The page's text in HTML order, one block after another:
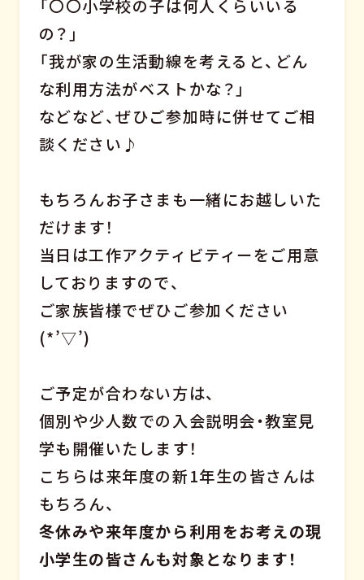
「〇〇小学校の子は何人くらいいる
の？」
「我が家の生活動線を考えると、どん
な利用方法がベストかな？」
などなど、ぜひご参加時に併せてご相
談ください♪
もちろんお子さまも一緒にお越しいた
だけます！
当日は工作アクティビティーをご用意
しておりますので、
ご家族皆様でぜひご参加ください
(*’▽’)
ご予定が合わない方は、
個別や少人数での入会説明会・教室見
学も開催いたします！
こちらは来年度の新1年生の皆さんは
もちろん、
冬休みや来年度から利用をお考えの現
小学生の皆さんも対象となります！